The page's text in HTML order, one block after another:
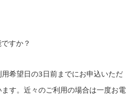
すか？
希望日の3日前までにお申込いただ
す。近々のご利用の場合は一度お電